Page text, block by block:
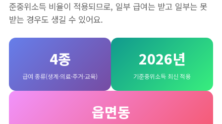
준중위소득 비율이 적용되므로, 일부 급여는 받고 일부는 못
받는 경우도 생길 수 있어요.
4종
급여 종류(생계·의료·주거·교육)
2026년
기준중위소득 최신 적용
읍면동